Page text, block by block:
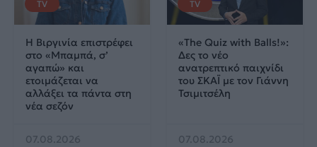
TV
Η Βιργινία επιστρέφει
στο «Μπαμπά, σ’
αγαπώ» και
ετοιμάζεται να
αλλάξει τα πάντα στη
νέα σεζόν
07.08.2026
TV
«The Quiz with Balls!»:
Δες το νέο
ανατρεπτικό παιχνίδι
του ΣΚΑΪ με τον Γιάννη
Τσιμιτσέλη
07.08.2026